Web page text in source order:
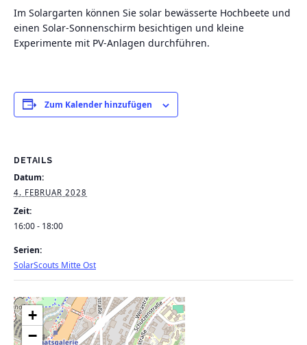
Im Solargarten können Sie solar bewässerte Hochbeete und
einen Solar-Sonnenschirm besichtigen und kleine
Experimente mit PV-Anlagen durchführen.
Zum Kalender hinzufügen
DETAILS
Datum:
4. FEBRUAR 2028
Zeit:
16:00 - 18:00
Serien:
SolarScouts Mitte Ost
+
−